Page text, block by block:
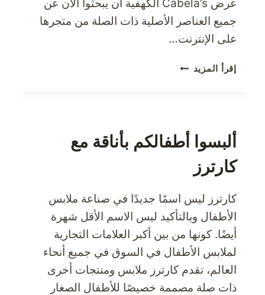
عرض Cabela’s الكهفية أن يبحثوا الآن عن
جميع العناصر الأصلية ذات الصلة من متجرها
على الإنترنت…
إقرأ المزيد
للملابس
الخارجية
ألبسوا أطفالكم بأناقة مع
كارترز
كارترز ليس اسمًا جديدًا في صناعة ملابس
الأطفال وبالتأكيد ليس الاسم الأقل شهرة
أيضًا. كونها من بين أكبر العلامات التجارية
لملابس الأطفال في السوق في جميع أنحاء
العالم، تقدم كارترز ملابس ومنتجات أخرى
ذات صلة مصممة خصيصًا للأطفال الصغار